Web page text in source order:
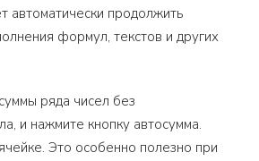
автоматически продолжить
формул, текстов и других
ряда чисел без
и нажмите кнопку автосумма.
Это особенно полезно при